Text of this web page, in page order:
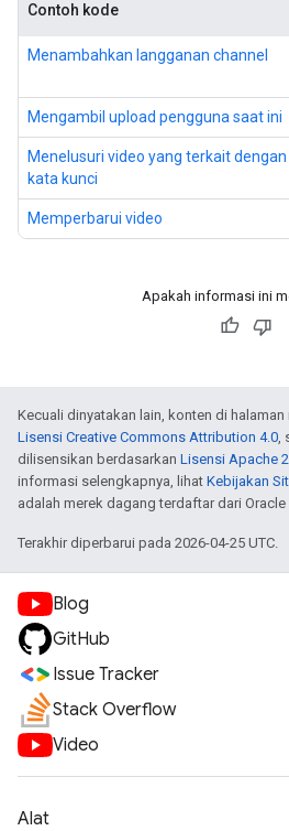
Contoh kode
Menambahkan langganan channel
Mengambil upload pengguna saat ini
Menelusuri video yang terkait dengan
kata kunci
Memperbarui video
Apakah informasi ini
Kecuali dinyatakan lain, konten di
Lisensi Creative Commons Attribution 4.0,
dilisensikan berdasarkan Lisensi Apache
informasi selengkapnya, lihat Kebijakan
adalah merek dagang terdaftar dari
Terakhir diperbarui pada 2026-04-25 UTC.
Blog
GitHub
Issue Tracker
Stack Overflow
Video
Alat